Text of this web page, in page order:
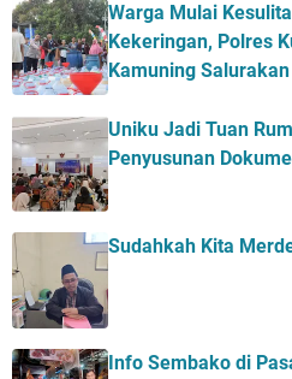
Warga Mulai
Kekeringan, Polres
Kamuning
Uniku Jadi Tuan
Penyusunan
Sudahkah Kita
Info Sembako di